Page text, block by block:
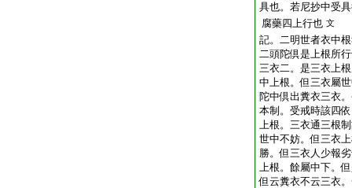
具也。若尼抄中受
腐藥四上行也 文
記。二明世者衣中
二頭陀倶是上根所
三衣二。是三衣上
中上根。但三衣屬
陀中倶出糞衣三衣
本制。受戒時該四
上根。三衣通三根
世中不妨。但三衣
勝。但三衣人少報
上根。餘屬中下。
但云糞衣不云三衣